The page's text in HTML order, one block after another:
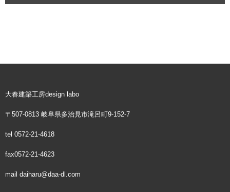
大春建築工房design labo
〒507-0813 岐阜県多治見市滝呂町9-152-7
tel 0572-21-4618
fax0572-21-4623
mail daiharu@daa-dl.com